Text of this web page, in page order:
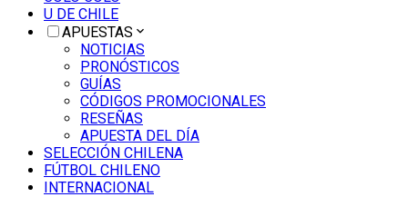
U DE CHILE
APUESTAS
NOTICIAS
PRONÓSTICOS
GUÍAS
CÓDIGOS PROMOCIONALES
RESEÑAS
APUESTA DEL DÍA
SELECCIÓN CHILENA
FÚTBOL CHILENO
INTERNACIONAL